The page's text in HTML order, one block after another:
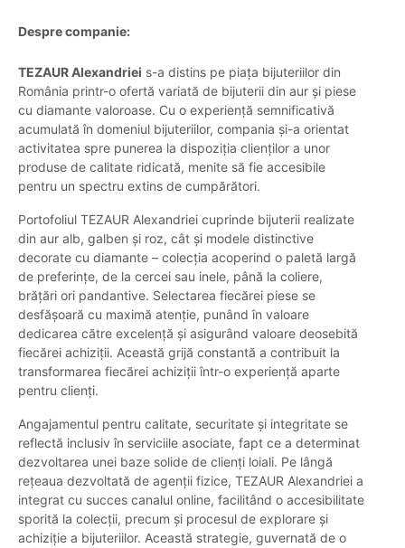
Despre companie:
TEZAUR Alexandriei s-a distins pe piața bijuteriilor din
România printr-o ofertă variată de bijuterii din aur și piese
cu diamante valoroase. Cu o experiență semnificativă
acumulată în domeniul bijuteriilor, compania și-a orientat
activitatea spre punerea la dispoziția clienților a unor
produse de calitate ridicată, menite să fie accesibile
pentru un spectru extins de cumpărători.
Portofoliul TEZAUR Alexandriei cuprinde bijuterii realizate
din aur alb, galben și roz, cât și modele distinctive
decorate cu diamante – colecția acoperind o paletă largă
de preferințe, de la cercei sau inele, până la coliere,
brățări ori pandantive. Selectarea fiecărei piese se
desfășoară cu maximă atenție, punând în valoare
dedicarea către excelență și asigurând valoare deosebită
fiecărei achiziții. Această grijă constantă a contribuit la
transformarea fiecărei achiziții într-o experiență aparte
pentru clienți.
Angajamentul pentru calitate, securitate și integritate se
reflectă inclusiv în serviciile asociate, fapt ce a determinat
dezvoltarea unei baze solide de clienți loiali. Pe lângă
rețeaua dezvoltată de agenții fizice, TEZAUR Alexandriei a
integrat cu succes canalul online, facilitând o accesibilitate
sporită la colecții, precum și procesul de explorare și
achiziție a bijuteriilor. Această strategie, guvernată de o